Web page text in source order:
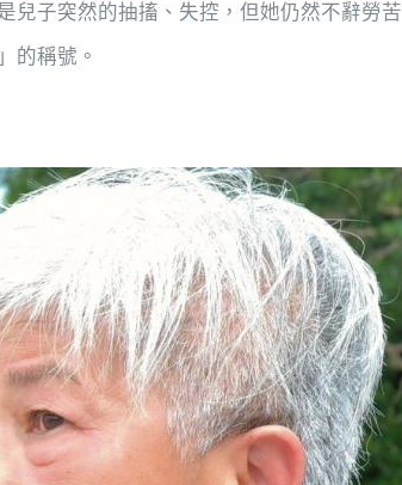
兒子突然的抽搐、失控，但她仍然不辭勞苦
的稱號。